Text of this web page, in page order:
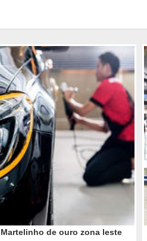
de ouro zona leste